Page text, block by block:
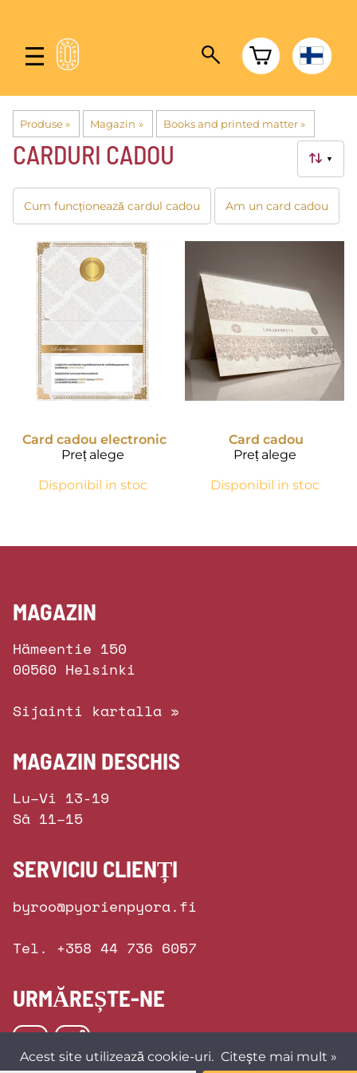
Produse‪» Magazin ‪» Books and printed matter ‪»
▼
CARDURI CADOU
Cum funcționează cardul cadou Am un card cadou
Card cadou electronic
Preț alege
Disponibil in stoc
Card cadou
Preț alege
Disponibil in stoc
MAGAZIN
Hämeentie 150
00560 Helsinki
Sijainti kartalla »
MAGAZIN DESCHIS
Lu–Vi 13-19
Sâ 11–15
SERVICIU CLIENȚI
byroo@pyorienpyora.fi
Tel. +358 44 736 6057
URMĂREȘTE-NE
Acest site utilizează cookie-uri. Citeşte mai mult »